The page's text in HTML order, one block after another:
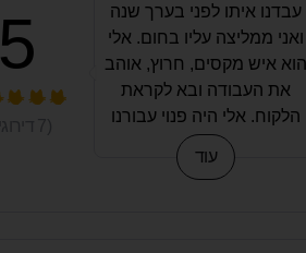
עבדנו איתו לפני בערך שנה
ואני ממליצה עליו בחום. אלי
הוא איש מקסים, חרוץ, אוהב
את העבודה ובא לקראת
הלקוח. אלי היה פנוי עבורנו
לכל שאלה והקדיש זמן
להסביר במידת הצורך. סך
עוד
5